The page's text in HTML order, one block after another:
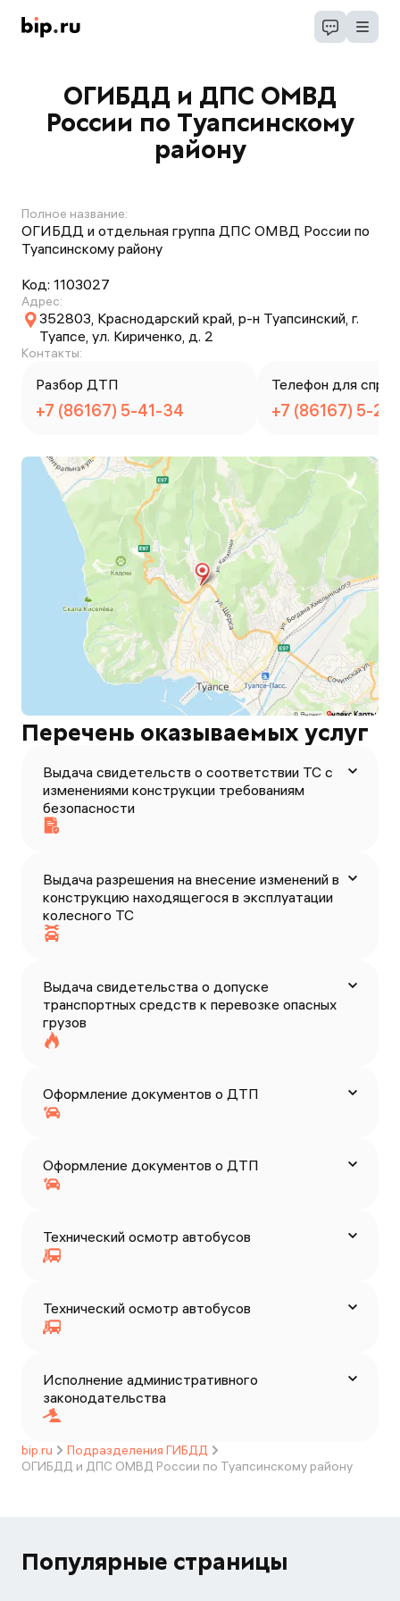
ОГИБДД и ДПС ОМВД
России по Туапсинскому
району
Полное название:
ОГИБДД и отдельная группа ДПС ОМВД России по
Туапсинскому району
Код: 1103027
Адрес:
352803, Краснодарский край, р-н Туапсинский, г.
Туапсе, ул. Кириченко, д. 2
Контакты:
Разбор ДТП
+7 (86167) 5-41-34
Телефон для
+7 (86167) 5-
Перечень оказываемых услуг
Выдача свидетельств о соответствии ТС с
изменениями конструкции требованиям
безопасности
Выдача разрешения на внесение изменений в
конструкцию находящегося в эксплуатации
колесного ТС
Выдача свидетельства о допуске
транспортных средств к перевозке опасных
грузов
Оформление документов о ДТП
Оформление документов о ДТП
Технический осмотр автобусов
Технический осмотр автобусов
Исполнение административного
законодательства
bip.ru
Подразделения ГИБДД
ОГИБДД и ДПС ОМВД России по Туапсинскому району
Популярные страницы